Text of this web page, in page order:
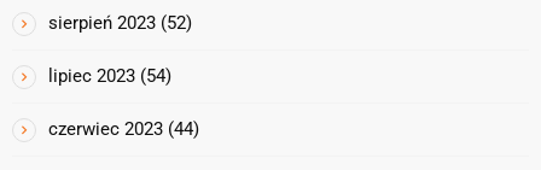
sierpień 2023 (52)
lipiec 2023 (54)
czerwiec 2023 (44)